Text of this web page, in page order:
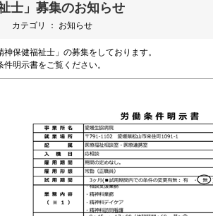
士」募集のお知らせ
カテゴリ ： お知らせ
保健福祉士」の募集をしております。
明示書をご覧ください。